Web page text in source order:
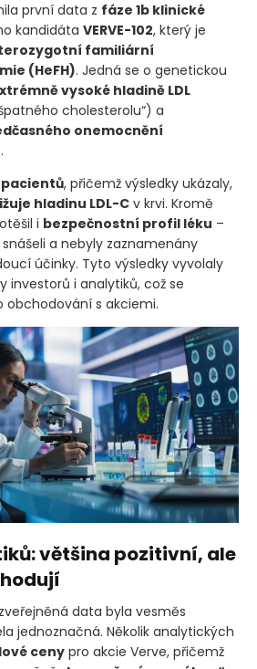
první data z fáze 1b klinické
kandidáta VERVE-102, který je
familiární
(HeFH). Jedná se o genetickou
vysoké hladině LDL
cholesterolu“) a
onemocnění
.
pacientů, přičemž výsledky ukázaly,
hladinu LDL-Cv krvi. Kromě
i bezpečnostní profil léku –
a nebyly zaznamenány
účinky. Tyto výsledky vyvolaly
investorů i analytiků, což se
s akciemi.
většina pozitivní, ale
data byla vesměs
jednoznačná. Několik analytických
ceny pro akcie Verve, přičemž